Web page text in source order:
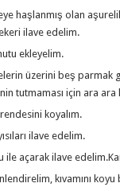
haşlanmış olan
ilave edelim.
ekleyelim.
üzerini beş parmak
tutmaması için ara ara
koyalım.
ilave edelim.
ile açarak ilave
kıvamını